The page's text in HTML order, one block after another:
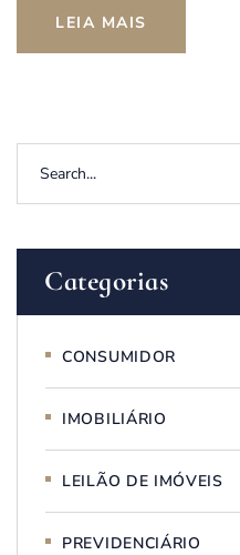
LEIA MAIS
Categorias
CONSUMIDOR
IMOBILIÁRIO
LEILÃO DE IMÓVEIS
PREVIDENCIÁRIO